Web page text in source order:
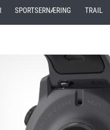
SPORTSERNÆRING TRAIL